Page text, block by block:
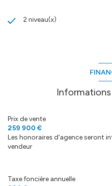
2 niveau(x)
Prix de vente
259 900 €
Les honoraires d'agence seront
vendeur
Taxe foncière annuelle